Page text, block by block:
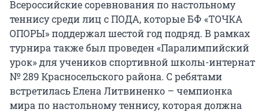
Всероссийские соревнования по настольному
теннису среди лиц с ПОДА, которые БФ «ТОЧКА
ОПОРЫ» поддержал шестой год подряд. В рамках
турнира также был проведен «Паралимпийский
урок» для учеников спортивной школы-интернат
№ 289 Красносельского района. С ребятами
встретилась Елена Литвиненко – чемпионка
мира по настольному теннису, которая должна